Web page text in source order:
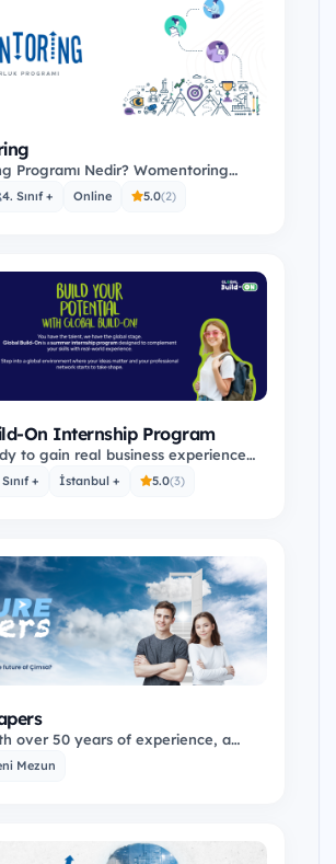
Programı Nedir? Womentoring
Programımız, gençlere
4. Sınıf + Online 5.0(2)
On Internship Program
to gain real business experience
summer internship at Çimsa?
+ İstanbul + 5.0(3)
over 50 years of experience, a
products, innovative employees,
Mezun